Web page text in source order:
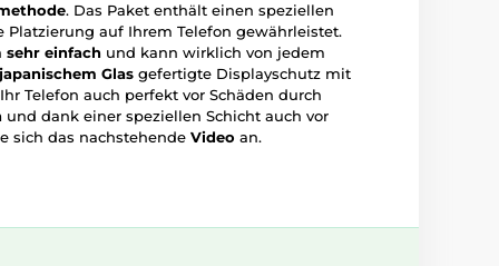
. Das Paket enthält einen speziellen
Platzierung auf Ihrem Telefon gewährleistet.
sehr einfach und kann wirklich von jedem
Glas gefertigte Displayschutz mit
Telefon auch perfekt vor Schäden durch
und dank einer speziellen Schicht auch vor
sich das nachstehende Video an.